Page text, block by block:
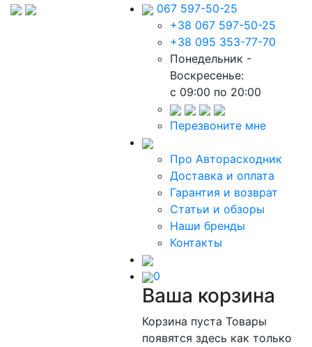
067 597-50-25
+38 067 597-50-25
+38 095 353-77-70
Понедельник -
Воскресенье:
c 09:00 по 20:00
Перезвоните мне
Про Авторасходник
Доставка и оплата
Гарантия и возврат
Статьи и обзоры
Наши бренды
Контакты
0
Ваша корзина
Корзина пустаТовары
появятся здесь как только